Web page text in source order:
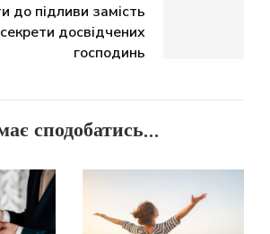
підливи замість
досвідчених
господинь
сподобатись...